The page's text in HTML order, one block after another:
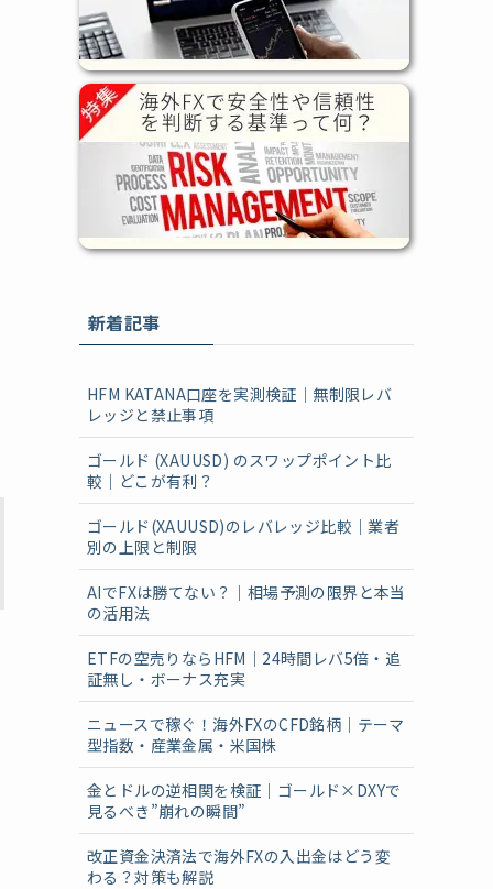
新着記事
HFM KATANA口座を実測検証｜無制限レバ
レッジと禁止事項
ゴールド (XAUUSD) のスワップポイント比
較｜どこが有利？
ゴールド(XAUUSD)のレバレッジ比較｜業者
別の上限と制限
AIでFXは勝てない？｜相場予測の限界と本当
の活用法
ETFの空売りならHFM｜24時間レバ5倍・追
証無し・ボーナス充実
ニュースで稼ぐ！海外FXのCFD銘柄｜テーマ
型指数・産業金属・米国株
金とドルの逆相関を検証｜ゴールド×DXYで
見るべき”崩れの瞬間”
改正資金決済法で海外FXの入出金はどう変
わる？対策も解説